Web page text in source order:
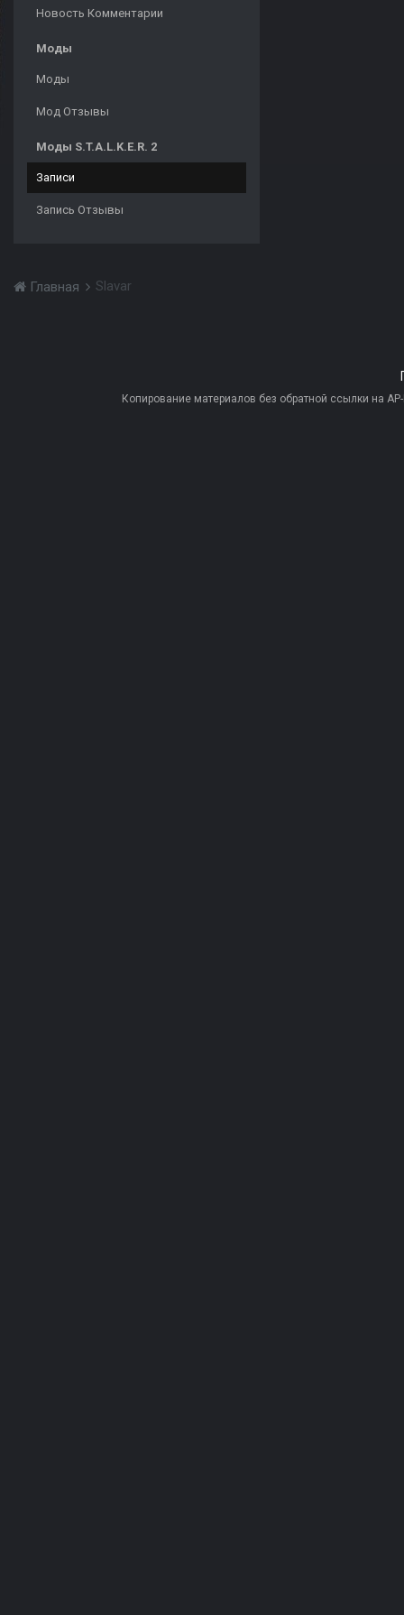
Новость Комментарии
Моды
Моды
Мод Отзывы
Моды S.T.A.L.K.E.R. 2
Записи
Запись Отзывы
Главная Slavar
Копирование материалов без обратной ссылки на